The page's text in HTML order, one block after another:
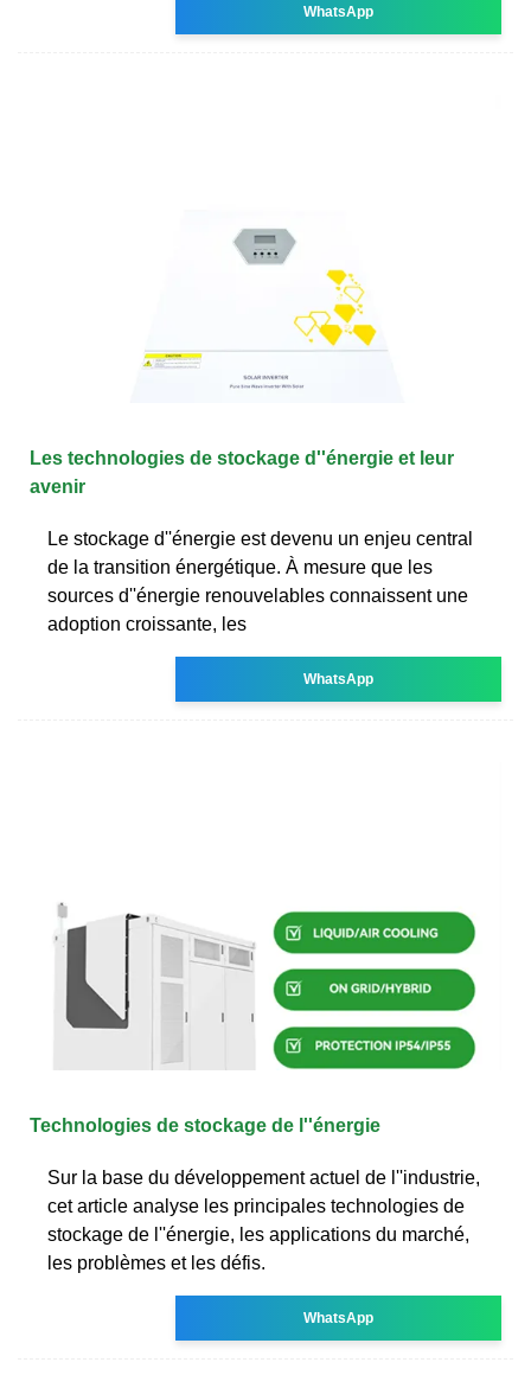
WhatsApp
Les technologies de stockage d''énergie et leur
avenir
Le stockage d''énergie est devenu un enjeu central
de la transition énergétique. À mesure que les
sources d''énergie renouvelables connaissent une
adoption croissante, les
WhatsApp
Technologies de stockage de l''énergie
Sur la base du développement actuel de l''industrie,
cet article analyse les principales technologies de
stockage de l''énergie, les applications du marché,
les problèmes et les défis.
WhatsApp